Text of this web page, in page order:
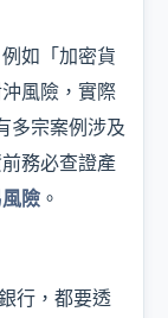
例如「加密貨
風險，實際
多宗案例涉及
務必查證產
險 。
行，都要透